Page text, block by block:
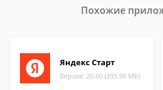
Похожие
Яндекс Старт
Версия: 26.60 (293.98 МБ)